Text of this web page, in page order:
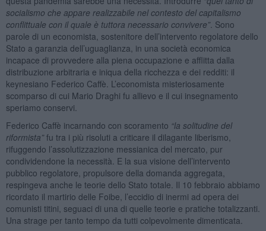
socialismo che appare realizzabile nel contesto del capitalismo
conflittuale con il quale è tuttora necessario convivere”. Sono
parole di un economista, sostenitore dell’intervento regolatore dello
Stato a garanzia dell’uguaglianza, in una società economica
incapace di provvedere alla piena occupazione e afflitta dalla
distribuzione arbitraria e iniqua della ricchezza e dei redditi: il
keynesiano Federico Caffè. L’economista misteriosamente
scomparso di cui Mario Draghi fu allievo e il cui insegnamento
speriamo conservi.
Federico Caffè incarnando con scoramento “la solitudine del
riformista”fu tra i più risoluti a criticare il dilagante liberismo,
rifuggendo l’assolutizzazione messianica del mercato, pur
condividendone la necessità. E la sua visione dell’intervento
pubblico regolatore, propulsore della domanda aggregata,
respingeva anche le teorie dello Stato totale. Il 10 febbraio abbiamo
ricordato il martirio delle Foibe, l’eccidio di inermi ad opera dei
comunisti titini, seguaci di una di quelle teorie e pratiche totalizzanti.
Una strage per tanto tempo da tutti colpevolmente dimenticata.